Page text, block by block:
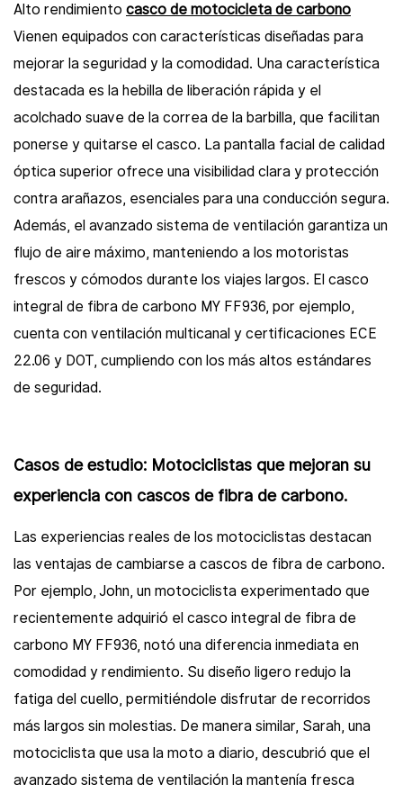
Alto rendimiento casco de motocicleta de carbono
Vienen equipados con características diseñadas para
mejorar la seguridad y la comodidad. Una característica
destacada es la hebilla de liberación rápida y el
acolchado suave de la correa de la barbilla, que facilitan
ponerse y quitarse el casco. La pantalla facial de calidad
óptica superior ofrece una visibilidad clara y protección
contra arañazos, esenciales para una conducción segura.
Además, el avanzado sistema de ventilación garantiza un
flujo de aire máximo, manteniendo a los motoristas
frescos y cómodos durante los viajes largos. El casco
integral de fibra de carbono MY FF936, por ejemplo,
cuenta con ventilación multicanal y certificaciones ECE
22.06 y DOT, cumpliendo con los más altos estándares
de seguridad.
Casos de estudio: Motociclistas que mejoran su
experiencia con cascos de fibra de carbono.
Las experiencias reales de los motociclistas destacan
las ventajas de cambiarse a cascos de fibra de carbono.
Por ejemplo, John, un motociclista experimentado que
recientemente adquirió el casco integral de fibra de
carbono MY FF936, notó una diferencia inmediata en
comodidad y rendimiento. Su diseño ligero redujo la
fatiga del cuello, permitiéndole disfrutar de recorridos
más largos sin molestias. De manera similar, Sarah, una
motociclista que usa la moto a diario, descubrió que el
avanzado sistema de ventilación la mantenía fresca